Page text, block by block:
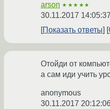
arson ★★★★★
30.11.2017
Показать ответы
Отойди от
а сам иди учить
anonymous
30.11.2017